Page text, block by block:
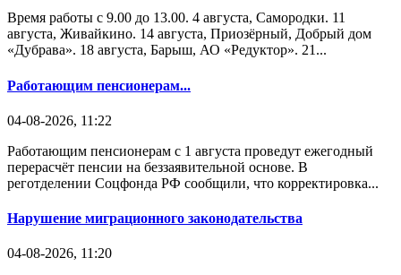
Время работы с 9.00 до 13.00. 4 августа, Самородки. 11
августа, Живайкино. 14 августа, Приозёрный, Добрый дом
«Дубрава». 18 августа, Барыш, АО «Редуктор». 21...
Работающим пенсионерам...
04-08-2026, 11:22
Работающим пенсионерам с 1 августа проведут ежегодный
перерасчёт пенсии на беззаявительной основе. В
реготделении Соцфонда РФ сообщили, что корректировка...
Нарушение миграционного законодательства
04-08-2026, 11:20